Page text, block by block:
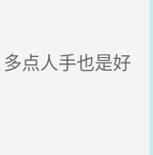
点人手也是好